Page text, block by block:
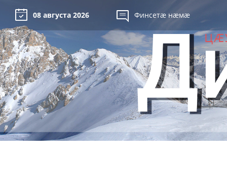
08 августа 2026 Финсетæ нæмæ